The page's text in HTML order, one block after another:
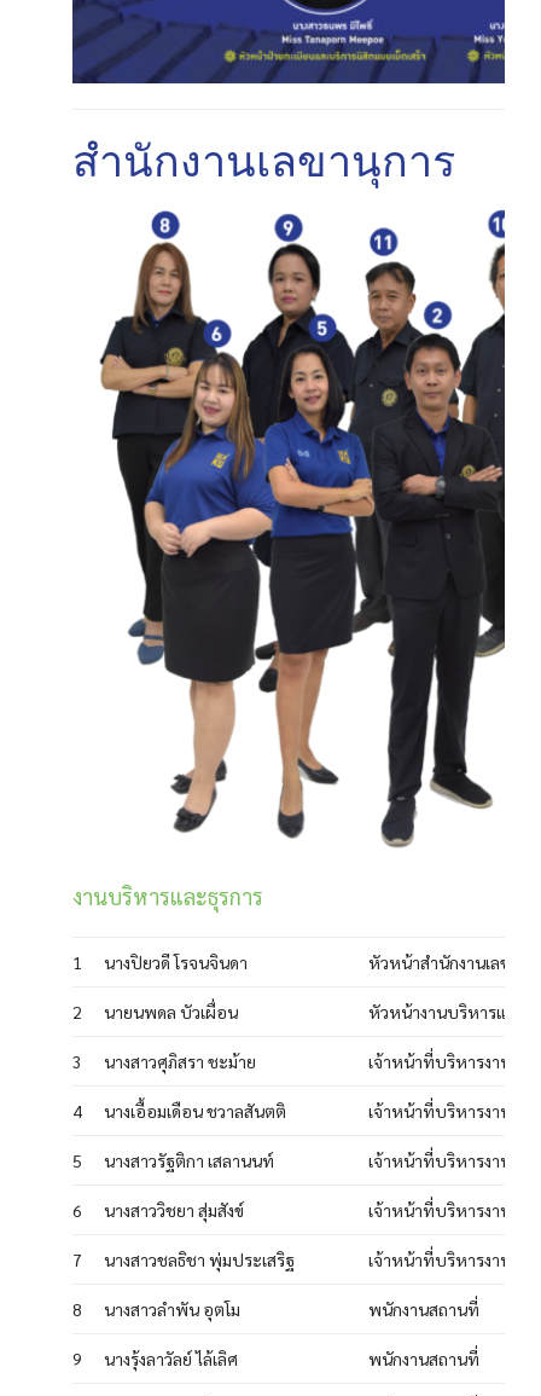
สำนักงานเลขานุการ
งานบริหารและธุรการ
1 นางปิยวดี โรจนจินดา หัวหน้าสำนักงานเลขานุก
2 นายนพดล บัวเผื่อน หัวหน้างานบริหารและธุ
3 นางสาวศุภิสรา ชะม้าย เจ้าหน้าที่บริหารงานทั่ว
4 นางเอื้อมเดือน ชวาลสันตติ เจ้าหน้าที่บริหารงานทั่ว
5 นางสาวรัฐติกา เสลานนท์ เจ้าหน้าที่บริหารงานทั่ว
6 นางสาววิชยา สุ่มสังข์ เจ้าหน้าที่บริหารงานทั่ว
7 นางสาวชลธิชา พุ่มประเสริฐ เจ้าหน้าที่บริหารงานทั่ว
8 นางสาวลำพัน อุตโม พนักงานสถานที่
9 นางรุ้งลาวัลย์ ไล้เลิศ พนักงานสถานที่